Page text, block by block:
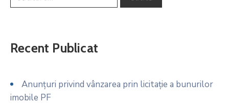
Recent Publicat
Anunțuri privind vânzarea prin licitație a bunurilor
imobile PF